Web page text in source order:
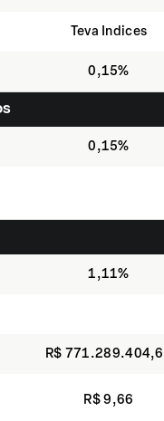
Teva Indices
0,15%
0,15%
1,11%
R$
R$ 9,66